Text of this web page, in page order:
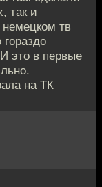
так и
немецком тв
это в первые
на ТК